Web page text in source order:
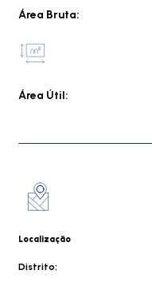
Área Bruta:
Área Útil:
Localização
Distrito: